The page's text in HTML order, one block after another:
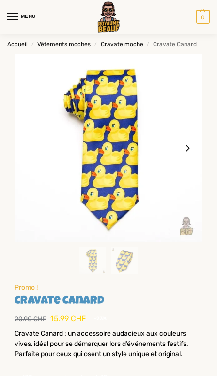
MENU 0
Accueil / Vêtements moches / Cravate moche / Cravate Canard
Promo !
Cravate Canard
20.90CHF 15.99 CHF
Cravate Canard : un accessoire audacieux aux couleurs
vives, idéal pour se démarquer lors d’événements festifs.
Parfaite pour ceux qui osent un style unique et original.